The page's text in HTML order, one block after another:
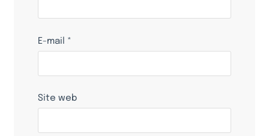
E-mail *
Site web